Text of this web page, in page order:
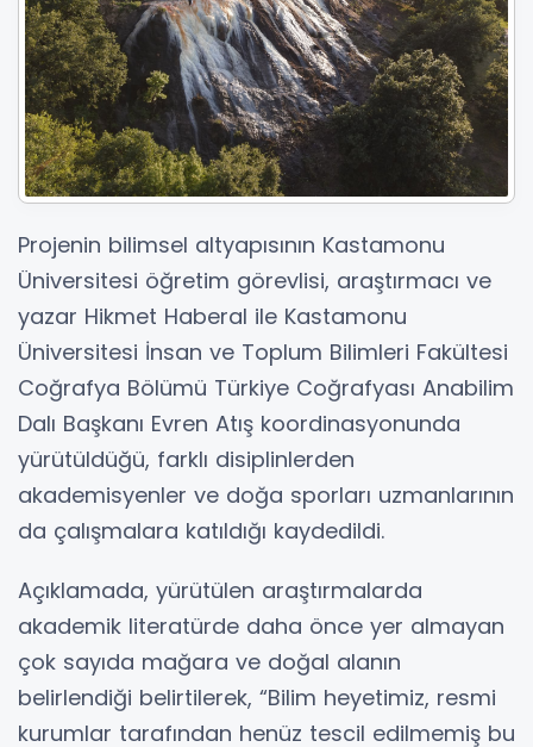
Projenin bilimsel altyapısının Kastamonu
Üniversitesi öğretim görevlisi, araştırmacı ve
yazar Hikmet Haberal ile Kastamonu
Üniversitesi İnsan ve Toplum Bilimleri Fakültesi
Coğrafya Bölümü Türkiye Coğrafyası Anabilim
Dalı Başkanı Evren Atış koordinasyonunda
yürütüldüğü, farklı disiplinlerden
akademisyenler ve doğa sporları uzmanlarının
da çalışmalara katıldığı kaydedildi.
Açıklamada, yürütülen araştırmalarda
akademik literatürde daha önce yer almayan
çok sayıda mağara ve doğal alanın
belirlendiği belirtilerek, “Bilim heyetimiz, resmi
kurumlar tarafından henüz tescil edilmemiş bu